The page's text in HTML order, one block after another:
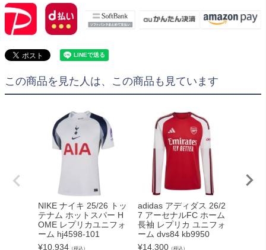
この商品を見た人は、この商品も見ています
NIKE ナイキ 25/26 トッ
テナム ホットスパー H
OME レプリカユニフォ
ーム hj4598-101
¥10,934 （税込）
adidas アディダス 26/2
7 アーセナルFC ホーム
長袖 レプリカ ユニフォ
ーム dvs84 kb9950
¥14,300 （税込）